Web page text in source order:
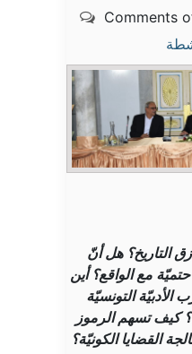
Comments
التاريخ؟ هل أنّ
مع الواقع؟ أين
التونسيّة
كيف تسهم الرموز
القضايا الكونيّة؟